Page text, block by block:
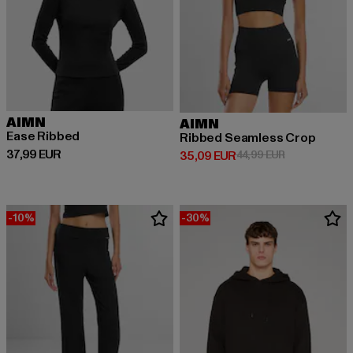
AIMN
Ease Ribbed
37,99 EUR
Prix courant: 37,99 EUR
AIMN
Ribbed Seamless Crop
35,09 EUR
Prix courant: 35,09 EUR
44,99 EURPrix en
-10% -30%